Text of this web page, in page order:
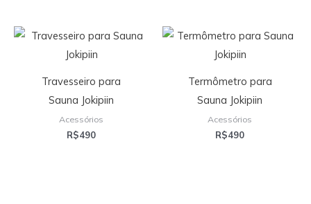
Travesseiro para
Sauna Jokipiin
Acessórios
R$490
Termômetro para
Sauna Jokipiin
Acessórios
R$490